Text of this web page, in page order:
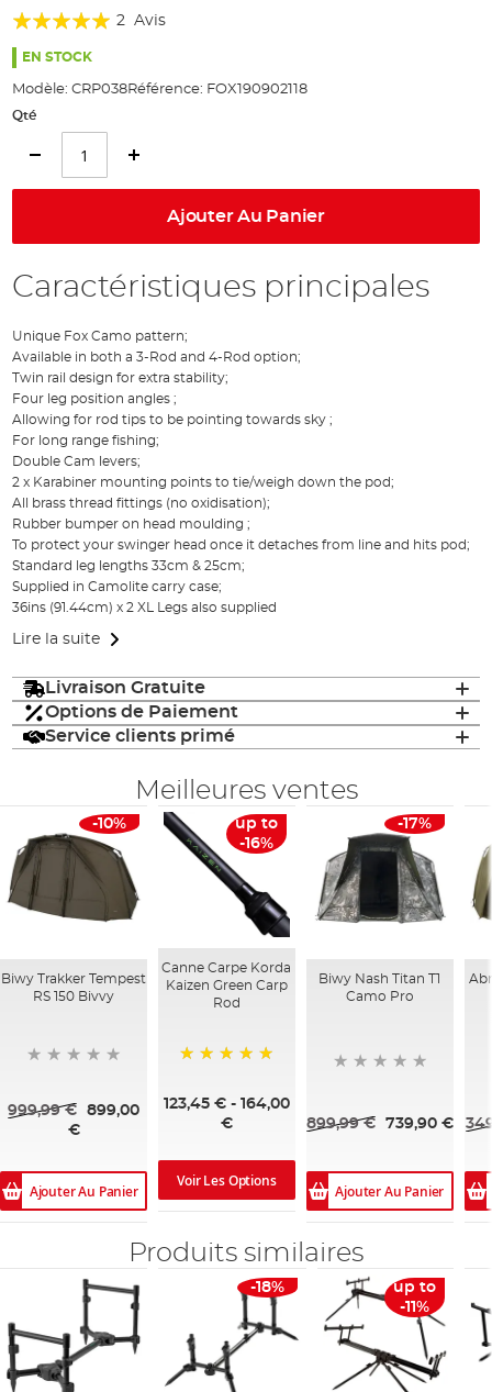
of
the
images
Évaluation:
100%
2Avis
EN STOCK
Modèle: CRP038Référence: FOX190902118
Qté
Ajouter Au Panier
Caractéristiques principales
Unique Fox Camo pattern;
Available in both a 3-Rod and 4-Rod option;
Twin rail design for extra stability;
Four leg position angles ;
Allowing for rod tips to be pointing towards sky ;
For long range fishing;
Double Cam levers;
2 x Karabiner mounting points to tie/weigh down the pod;
All brass thread fittings (no oxidisation);
Rubber bumper on head moulding ;
To protect your swinger head once it detaches from line and hits pod;
Standard leg lengths 33cm & 25cm;
Supplied in Camolite carry case;
36ins (91.44cm) x 2 XL Legs also supplied
Lire la suite
Livraison Gratuite
Options de Paiement
Service clients primé
Meilleures ventes
-10%
Biwy Trakker Tempest
RS 150 Bivvy
999,99 €
899,00
€
Ajouter Au Panier
up to
-16%
Canne Carpe Korda
Kaizen Green Carp
Rod
123,45 €- 164,00
€
Voir Les Options
-17%
Biwy Nash Titan T1
Camo Pro
899,99 € 739,90 €
Ajouter Au Panier
Produits similaires
-18%
up to
-11%